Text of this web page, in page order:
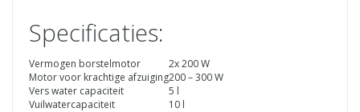
Specificaties:
Vermogen borstelmotor
2x 200 W
Motor voor krachtige afzuiging200 – 300 W
Vers water capaciteit
5 l
Vuilwatercapaciteit
10 l